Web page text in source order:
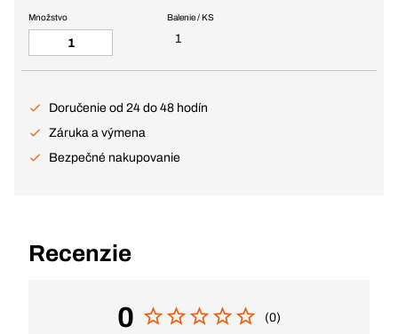
Balenie / KS
1
Množstvo
Doručenie od 24 do 48 hodín
Záruka a výmena
Bezpečné nakupovanie
Recenzie
0 (0)